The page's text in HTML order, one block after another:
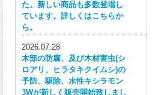
た。新しい商品も多数登場し
ています。詳しくはこちらか
ら。
2026.07.28
木部の防腐、及び木材害虫(シ
ロアリ、ヒラタキクイムシ)の
予防、駆除、水性キシラモン
3Wが新しく販売開始致しまし